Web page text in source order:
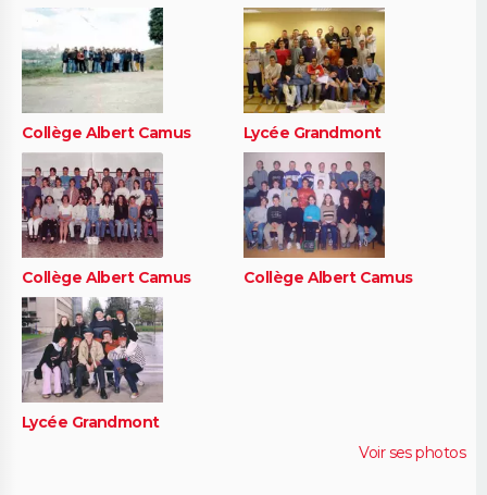
Collège Albert Camus Lycée Grandmont
Collège Albert Camus Collège Albert Camus
Lycée Grandmont
Voir ses photos